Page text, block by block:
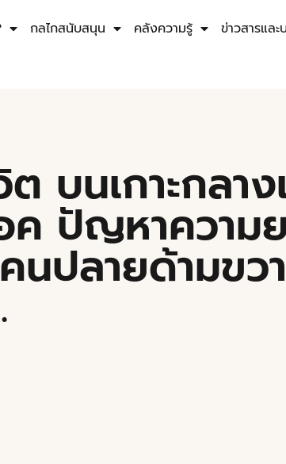
กลไกสนับสนุน คลังความรู้ ข่าวสารแล
บนเกาะกลาง
ค ปัญหาความ
ปลายด้ามขว